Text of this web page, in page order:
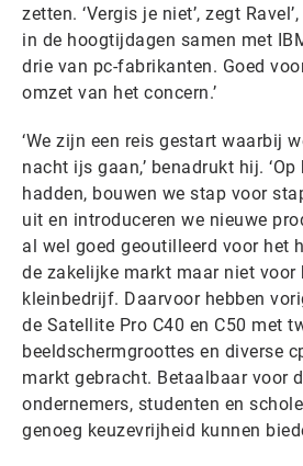
zetten. ‘Vergis je niet’, zegt
in de hoogtijdagen samen met
drie van pc-fabrikanten. Goed
omzet van het concern.’
‘We zijn een reis gestart waarbij
nacht ijs gaan,’ benadrukt hij.
hadden, bouwen we stap voor
uit en introduceren we nieuwe
al wel goed geoutilleerd voor het
de zakelijke markt maar niet voor
kleinbedrijf. Daarvoor hebben
de Satellite Pro C40 en C50 met
beeldschermgroottes en diverse
markt gebracht. Betaalbaar voor
ondernemers, studenten en
genoeg keuzevrijheid kunnen